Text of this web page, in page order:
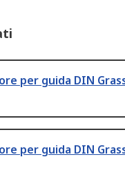
per guida DIN
per guida DIN